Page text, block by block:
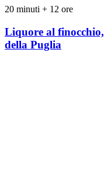
20 minuti + 12 ore
Liquore al
della Puglia